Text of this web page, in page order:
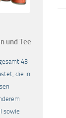
und Tee
43
die in
sowie